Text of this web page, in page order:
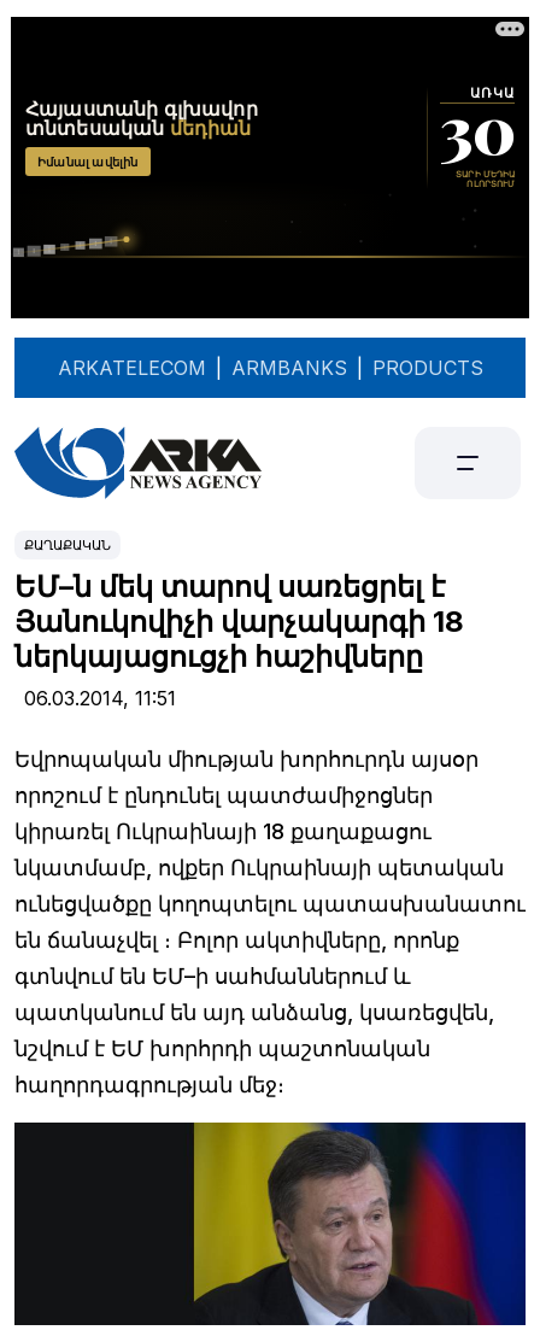
ARKATELECOM ARMBANKS PRODUCTS
ՔԱՂԱՔԱԿԱՆ
ԵՄ–ն մեկ տարով սառեցրել է
Յանուկովիչի վարչակարգի 18
ներկայացուցչի հաշիվները
06.03.2014, 11:51
Եվրոպական միության խորհուրդն այսօր
որոշում է ընդունել պատժամիջոցներ
կիրառել Ուկրաինայի 18 քաղաքացու
նկատմամբ, ովքեր Ուկրաինայի պետական
ունեցվածքը կողոպտելու պատասխանատու
են ճանաչվել ։ Բոլոր ակտիվները, որոնք
գտնվում են ԵՄ–ի սահմաններում և
պատկանում են այդ անձանց, կսառեցվեն,
նշվում է ԵՄ խորհրդի պաշտոնական
հաղորդագրության մեջ։